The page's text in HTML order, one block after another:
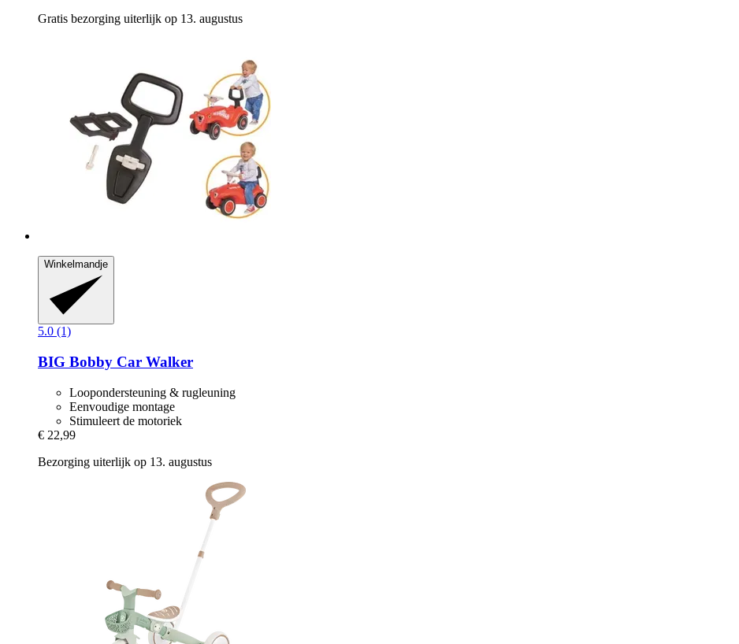
Gratis bezorging uiterlijk op 13. augustus
Winkelmandje
5.0 (1)
BIG Bobby Car Walker
Loopondersteuning & rugleuning
Eenvoudige montage
Stimuleert de motoriek
€ 22,99
Bezorging uiterlijk op 13. augustus